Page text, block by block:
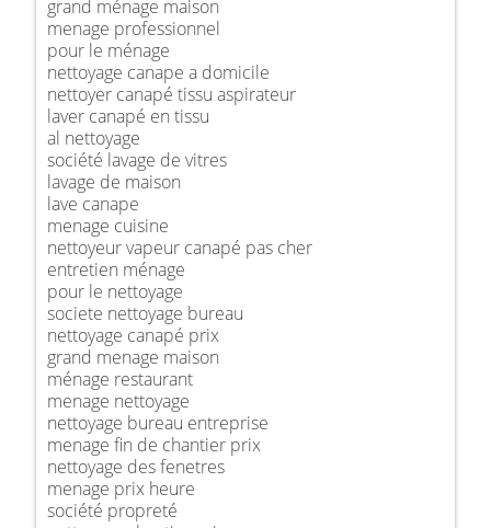
grand ménage maison
menage professionnel
pour le ménage
nettoyage canape a domicile
nettoyer canapé tissu aspirateur
laver canapé en tissu
al nettoyage
société lavage de vitres
lavage de maison
lave canape
menage cuisine
nettoyeur vapeur canapé pas cher
entretien ménage
pour le nettoyage
societe nettoyage bureau
nettoyage canapé prix
grand menage maison
ménage restaurant
menage nettoyage
nettoyage bureau entreprise
menage fin de chantier prix
nettoyage des fenetres
menage prix heure
société propreté